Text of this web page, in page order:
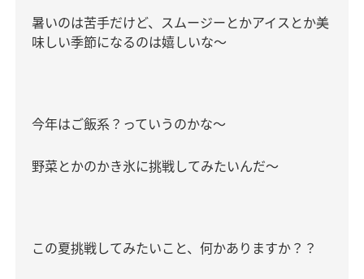
暑いのは苦手だけど、スムージーとかアイスとか美
味しい季節になるのは嬉しいな〜
今年はご飯系？っていうのかな〜
野菜とかのかき氷に挑戦してみたいんだ〜
この夏挑戦してみたいこと、何かありますか？？